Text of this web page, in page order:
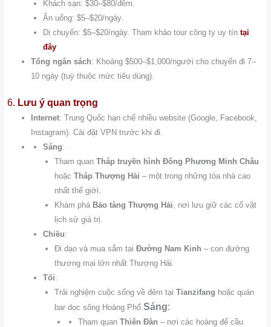
Khách sạn: $30–$80/đêm.
Ăn uống: $5–$20/ngày.
Di chuyển: $5–$20/ngày. Tham khảo tour công ty uy tíntại
đây
Tổng ngân sách: Khoảng $500–$1,000/người cho chuyến đi 7–
10 ngày (tuỳ thuộc mức tiêu dùng).
6. Lưu ý quan trọng
Internet: Trung Quốc hạn chế nhiều website (Google, Facebook,
Instagram). Cài đặt VPN trước khi đi.
Sáng:
Tham quanTháp truyền hình Đông Phương Minh Châu
hoặcTháp Thượng Hải – một trong những tòa nhà cao
nhất thế giới.
Khám phá Bảo tàng Thượng Hải , nơi lưu giữ các cổ vật
lịch sử giá trị.
Chiều:
Đi dạo và mua sắm tạiĐường Nam Kinh – con đường
thương mại lớn nhất Thượng Hải.
Tối:
Trải nghiệm cuộc sống về đêm tạiTianzifang hoặc quán
bar dọc sông Hoàng Phố.Sáng:
Tham quanThiên Đàn – nơi các hoàng đế cầu